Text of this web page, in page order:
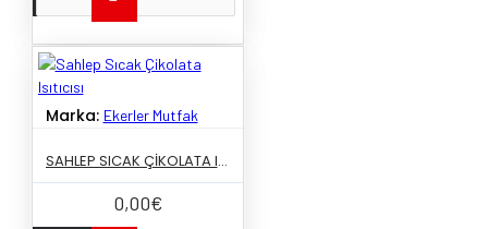
Marka: Ekerler Mutfak
SAHLEP SICAK ÇIKOLATA ISITICISI
0,00€